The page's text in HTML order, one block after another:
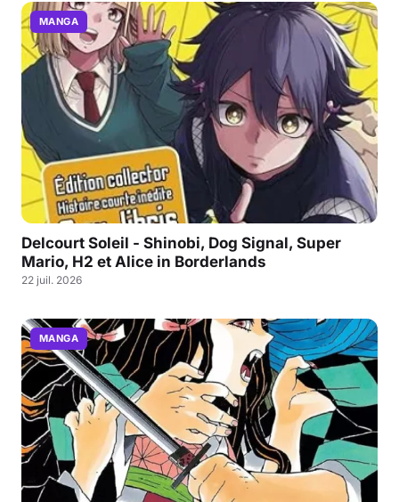
MANGA
Delcourt Soleil - Shinobi, Dog Signal, Super
Mario, H2 et Alice in Borderlands
22 juil. 2026
MANGA